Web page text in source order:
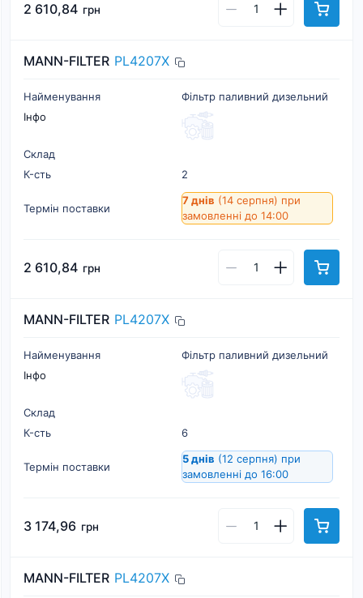
2 610,84 грн
MANN-FILTER PL4207X
Найменування
Фільтр паливний дизельний
Інфо
Склад
К-cть
2
Термін поставки
7 днів (14 серпня) при
замовленні до 14:00
2 610,84 грн
MANN-FILTER PL4207X
Найменування
Фільтр паливний дизельний
Інфо
Склад
К-cть
6
Термін поставки
5 днів (12 серпня) при
замовленні до 16:00
3 174,96 грн
MANN-FILTER PL4207X